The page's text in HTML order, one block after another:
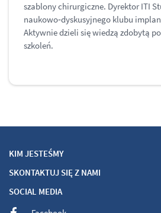
szablony chirurgiczne. Dyrektor ITI
naukowo‑dyskusyjnego klubu
Aktywnie dzieli się wiedzą zdobytą
szkoleń.
KIM JESTEŚMY
SKONTAKTUJ SIĘ Z NAMI
SOCIAL MEDIA